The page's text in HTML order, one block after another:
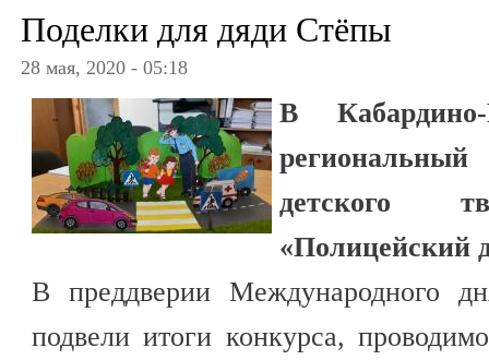
Поделки для дяди Стёпы
28 мая, 2020 - 05:18
В Кабардино-
детского
«Полицейский
В преддверии Международного
подвели итоги конкурса,